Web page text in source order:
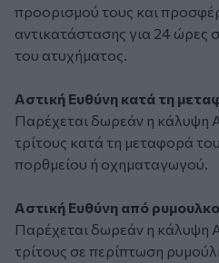
προορισμού τους και
αντικατάστασης για 24 ώρες
του ατυχήματος.
Αστική Ευθύνη κατά τη
Παρέχεται δωρεάν η κάλυψη
τρίτους κατά τη μεταφορά
πορθμείου ή οχηματαγωγού.
Αστική Ευθύνη από
Παρέχεται δωρεάν η κάλυψη
τρίτους σε περίπτωση